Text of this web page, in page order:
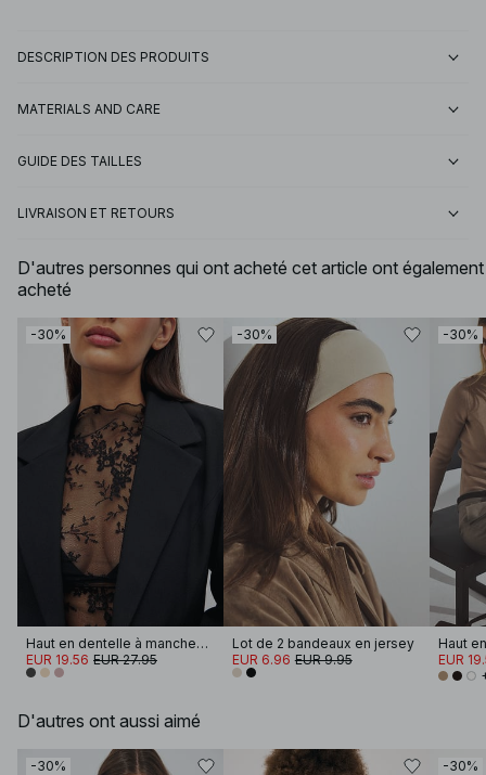
DESCRIPTION DES PRODUITS
MATERIALS AND CARE
GUIDE DES TAILLES
LIVRAISON ET RETOURS
D'autres personnes qui ont acheté cet article ont également
acheté
-30%
Haut en dentelle à manches longues
EUR 19.56 EUR 27.95
-30%
Lot de 2 bandeaux en jersey
EUR 6.96 EUR 9.95
-30%
EUR
D'autres ont aussi aimé
-30% -30%